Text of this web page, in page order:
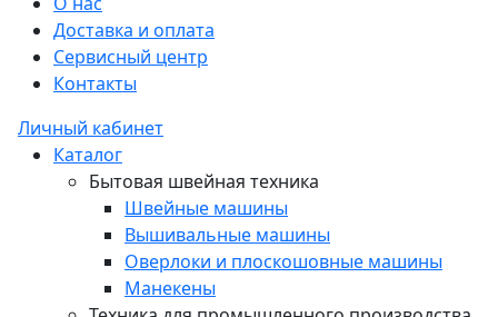
Доставка и оплата
Сервисный центр
Контакты
Личный кабинет
Каталог
Бытовая швейная техника
Швейные машины
Вышивальные машины
Оверлоки и плоскошовные машины
Манекены